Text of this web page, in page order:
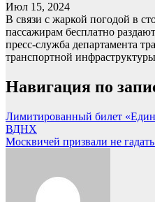
Июл 15, 2024
В связи с жаркой погодой в
пассажирам бесплатно
пресс-служба департамента
транспортной
Навигация по
Лимитированный билет
ВДНХ
Москвичей призвали не